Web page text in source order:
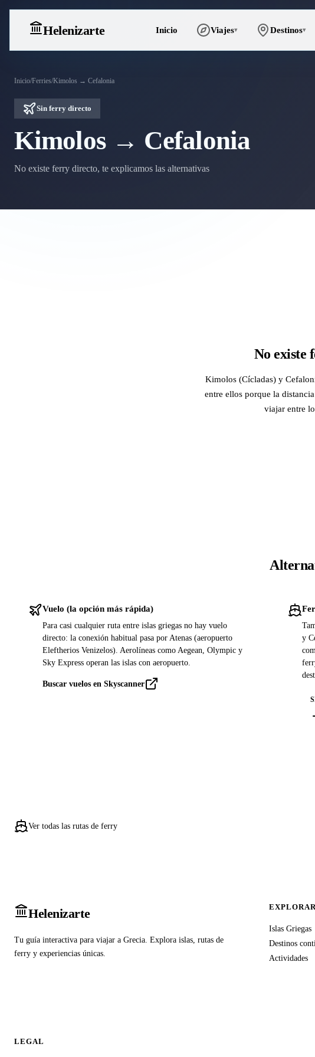
Helenizarte Inicio Viajes▾ Destinos▾
Inicio/Ferries/Kimolos → Cefalonia
Sin ferry directo
Kimolos → Cefalonia
No existe ferry directo, te explicamos las alternativas
No existe
Kimolos (Cícladas) y
entre ellos porque la
viajar entre
Vuelo (la opción más rápida)
Para casi cualquier ruta entre islas griegas no hay vuelo
directo: la conexión habitual pasa por Atenas (aeropuerto
Eleftherios Venizelos). Aerolíneas como Aegean, Olympic y
Sky Express operan las islas con aeropuerto.
Buscar vuelos en Skyscanner
y
Ver todas las rutas de ferry
Helenizarte
Tu guía interactiva para viajar a Grecia. Explora islas, rutas de
ferry y experiencias únicas.
Islas Griegas
Destinos
Actividades
LEGAL